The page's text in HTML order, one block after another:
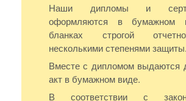
Наши дипломы и
оформляются в бумажном
бланках строгой
несколькими степенями защиты.
Вместе с дипломом выдаются
акт в бумажном виде.
В соответствии с